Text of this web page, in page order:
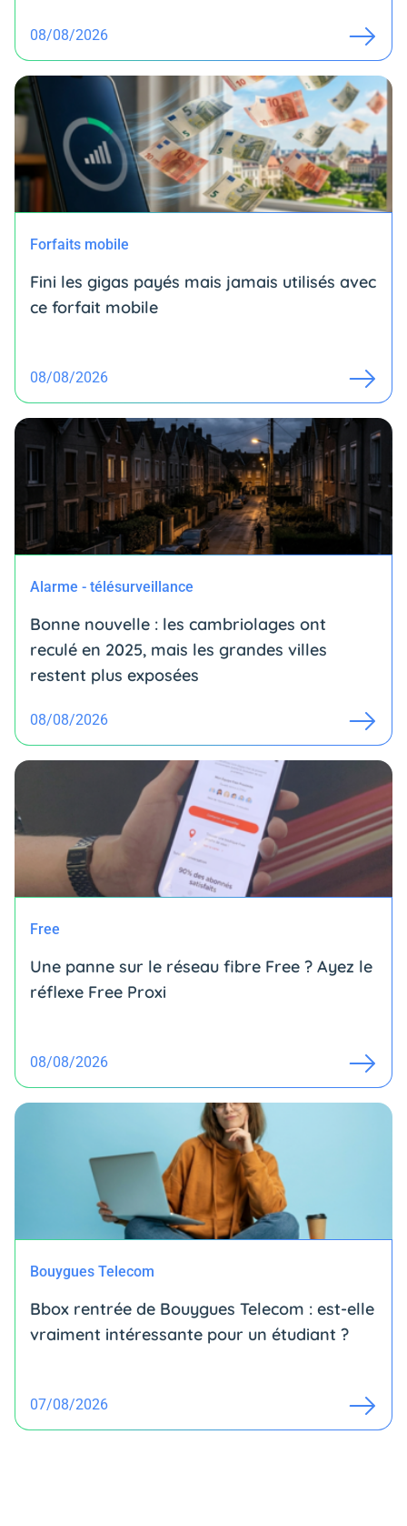
08/08/2026
Forfaits mobile
Fini les gigas payés mais jamais utilisés avec
ce forfait mobile
08/08/2026
Alarme - télésurveillance
Bonne nouvelle : les cambriolages ont
reculé en 2025, mais les grandes villes
restent plus exposées
08/08/2026
Free
Une panne sur le réseau fibre Free ? Ayez le
réflexe Free Proxi
08/08/2026
Bouygues Telecom
Bbox rentrée de Bouygues Telecom : est-elle
vraiment intéressante pour un étudiant ?
07/08/2026